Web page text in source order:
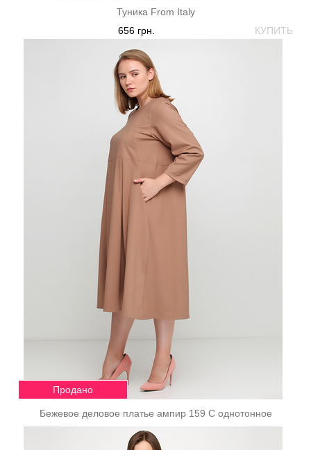
Туника From Italy
КУПИТЬ
656 грн.
Бежевое деловое платье ампир 159 С однотонное
Продано